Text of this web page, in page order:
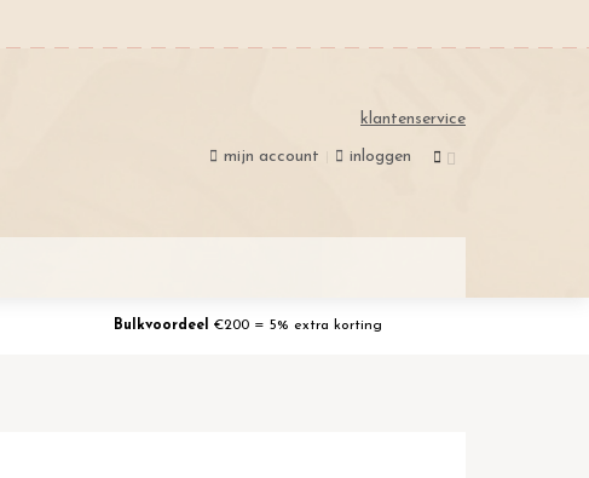
klantenservice
mijn account inloggen
Bulkvoordeel €200 = 5% extra korting